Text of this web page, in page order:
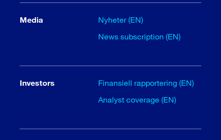
Media
Nyheter (EN)
News subscription (EN)
Investors
Finansiell rapportering (EN)
Analyst coverage (EN)